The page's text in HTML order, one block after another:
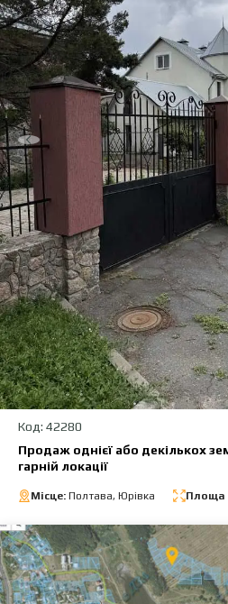
Код: 42280
Продаж однієї або декількох
гарній локації
Місце: Полтава, Юрівка Площа